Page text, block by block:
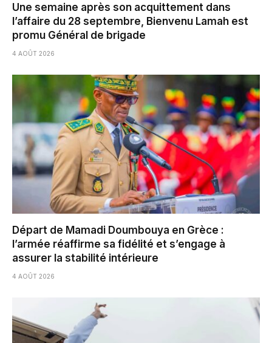
Une semaine après son acquittement dans
l’affaire du 28 septembre, Bienvenu Lamah est
promu Général de brigade
4 AOÛT 2026
Départ de Mamadi Doumbouya en Grèce :
l’armée réaffirme sa fidélité et s’engage à
assurer la stabilité intérieure
4 AOÛT 2026